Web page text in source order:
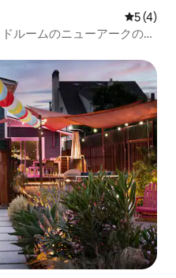
レビュー
5 (4)
ルームのニューアークの宿